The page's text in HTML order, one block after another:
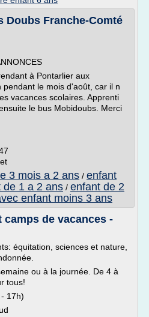
Doubs Franche-Comté
à Pontarlier aux
le mois d'août, car il n
vacances scolaires. Apprenti
le bus Mobidoubs. Merci
3 mois a 2 ans / enfant
de 1 a 2 ans / enfant de 2
enfant moins 3 ans
de vacances -
équitation, sciences et nature,
ou à la journée. De 4 à
tous!
17h)